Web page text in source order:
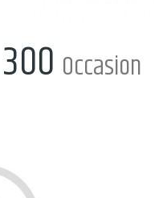
Occasion